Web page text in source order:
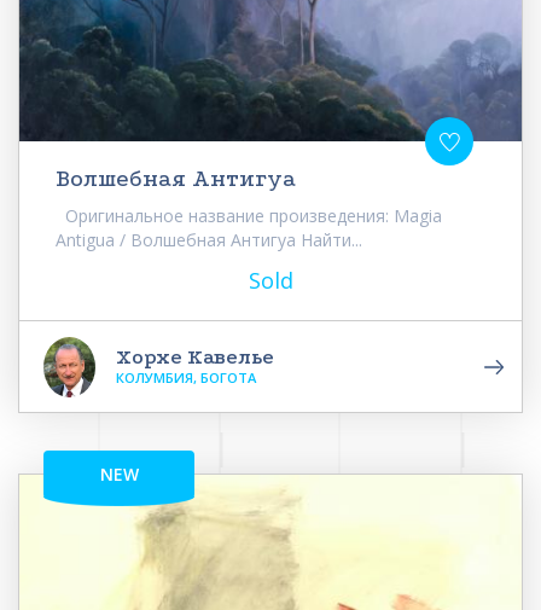
Волшебная Антигуа
Оригинальное название произведения: Magia
Antigua / Волшебная Антигуа Найти...
Sold
Хорхе Кавелье
КОЛУМБИЯ, БОГОТА
NEW